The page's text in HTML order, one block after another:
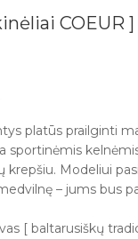
COEUR ]
platūs prailginti
sportinėmis
krepšiu. Modeliui
– jums bus
[ baltarusiškų